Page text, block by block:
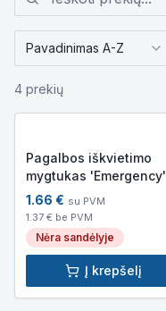
Pavadinimas A-Z
4 prekių
Pagalbos iškvietimo
mygtukas 'Emergency'
1.66 € su PVM
1.37 € be PVM
Nėra sandėlyje
Į krepšelį